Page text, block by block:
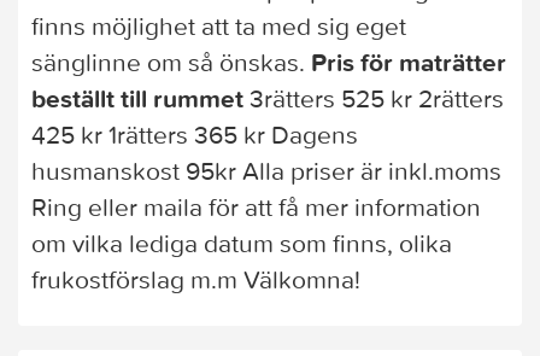
finns möjlighet att ta med sig eget
sänglinne om så önskas. Pris för maträtter
beställt till rummet 3rätters 525 kr 2rätters
425 kr 1rätters 365 kr Dagens
husmanskost 95kr Alla priser är inkl.moms
Ring eller maila för att få mer information
om vilka lediga datum som finns, olika
frukostförslag m.m Välkomna!